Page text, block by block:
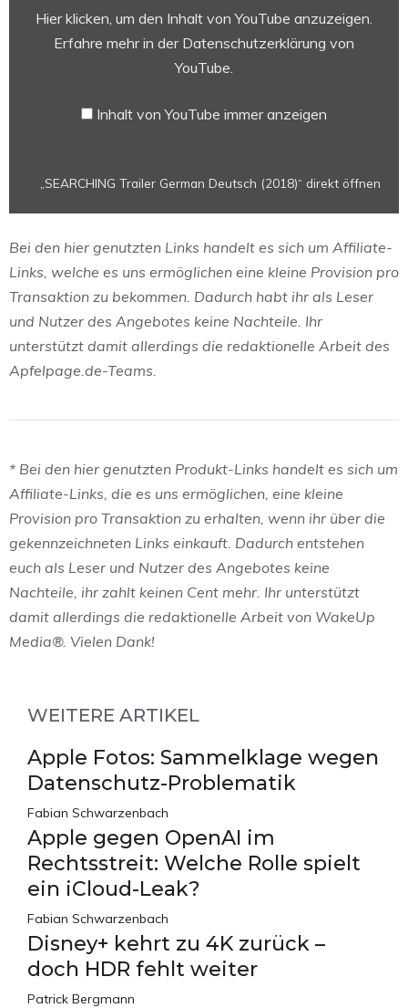
(2018)“Hier klicken, um den Inhalt von YouTube anzuzeigen.
Erfahre mehr in der Datenschutzerklärung von
YouTube.
Inhalt von YouTube immer anzeigen
„SEARCHING Trailer German Deutsch (2018)“ direkt öffnen
Bei den hier genutzten Links handelt es sich um Affiliate-
Links, welche es uns ermöglichen eine kleine Provision pro
Transaktion zu bekommen. Dadurch habt ihr als Leser
und Nutzer des Angebotes keine Nachteile. Ihr
unterstützt damit allerdings die redaktionelle Arbeit des
Apfelpage.de-Teams.
* Bei den hier genutzten Produkt-Links handelt es sich um
Affiliate-Links, die es uns ermöglichen, eine kleine
Provision pro Transaktion zu erhalten, wenn ihr über die
gekennzeichneten Links einkauft. Dadurch entstehen
euch als Leser und Nutzer des Angebotes keine
Nachteile, ihr zahlt keinen Cent mehr. Ihr unterstützt
damit allerdings die redaktionelle Arbeit von WakeUp
Media®. Vielen Dank!
WEITERE ARTIKEL
Apple Fotos: Sammelklage wegen
Datenschutz-Problematik
Fabian Schwarzenbach
Apple gegen OpenAI im
Rechtsstreit: Welche Rolle spielt
ein iCloud-Leak?
Fabian Schwarzenbach
Disney+ kehrt zu 4K zurück –
doch HDR fehlt weiter
Patrick Bergmann